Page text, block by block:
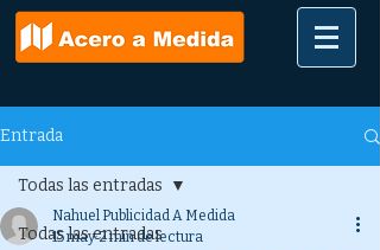
Entrada
Todas las entradas
Todas las entradas
Nahuel Publicidad A Medida
15 may 2 min de lectura